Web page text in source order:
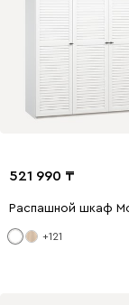
521 990
Распашной шкаф
+121